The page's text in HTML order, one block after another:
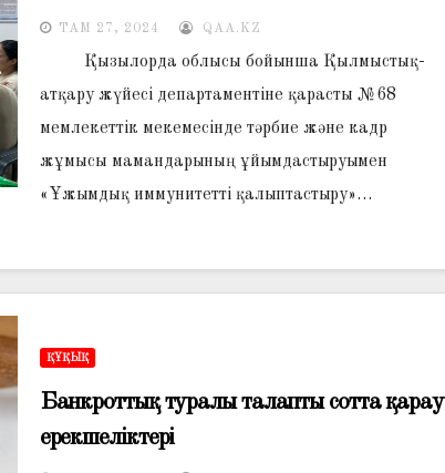
ТАМ 27, 2024 QAA.KZ
Қызылорда облысы бойынша Қылмыстық-
атқару жүйесі департаментіне қарасты №68
мемлекеттік мекемесінде тәрбие және кадр
жұмысы мамандарының ұйымдастыруымен
«Ұжымдық иммунитетті қалыптастыру»…
ҚҰҚЫҚ
Банкроттық туралы талапты сотта қарау
ерекшеліктері